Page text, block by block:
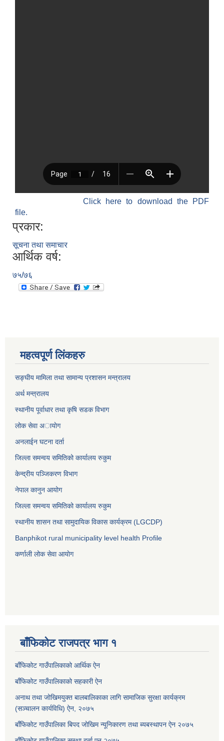
Click here to download the PDF
file.
प्रकार:
सूचना तथा समाचार
आर्थिक वर्ष:
७५/७६
महत्वपूर्ण लिंकहरु
सङ्घीय मामिला तथा सामान्य प्रशासन मन्त्रालय
अर्थ मन्त्रालय
स्थानीय पूर्वाधार तथा कृषि सडक विभाग
लोक सेवा अायाेग
अनलाईन घटना दर्ता
जिल्ला समन्वय समितिको कार्यालय रुकुम
केन्द्रीय पञ्जिकरण विभाग
नेपाल कानुन आयोग
जिल्ला समन्वय समितिको कार्यालय रुकुम
स्थानीय शासन तथा सामुदायिक विकास कार्यक्रम (LGCDP)
Banphikot rural municipality level health Profile
कर्णाली लोक सेवा आयाेग
बाँफिकोट राजपत्र भाग १
बाँफिकोट गाउँपालिकाको आर्थिक ऐन
बाँफिकोट गाउँपालिकाको सहकारी ऐन
अनाथ तथा जोखिमयुक्त बालबालिकाका लागि सामाजिक सुरक्षा कार्यक्रम
(सञ्चालन कार्यविधि) ऐन, २०७५
बाँफिकोट गाउँपालिका बिपद जोखिम न्यूनिकारण तथा ब्यबस्थापन ऐन २०७५